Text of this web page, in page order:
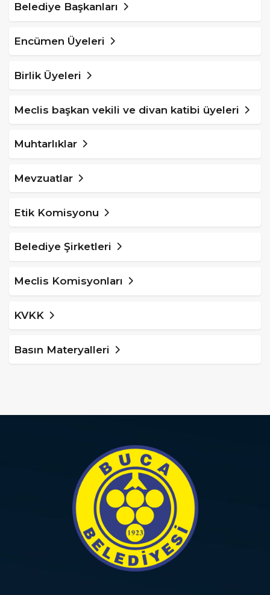
Belediye Başkanları
Encümen Üyeleri
Birlik Üyeleri
Meclis başkan vekili ve divan katibi üyeleri
Muhtarlıklar
Mevzuatlar
Etik Komisyonu
Belediye Şirketleri
Meclis Komisyonları
KVKK
Basın Materyalleri